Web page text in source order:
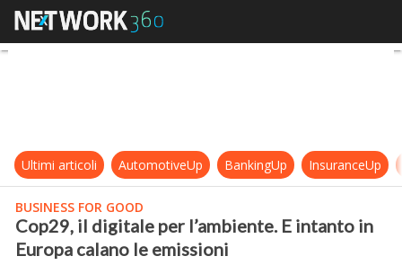
Cop29, il digitale per l’ambiente.
Ultimi articoli AutomotiveUp BankingUp InsuranceUp
BUSINESS FOR GOOD
Cop29, il digitale per l’ambiente. E intanto in
Europa calano le emissioni